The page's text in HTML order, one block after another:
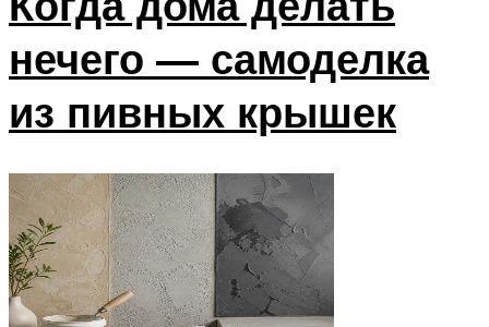
нечего — самоделка
из пивных крышек